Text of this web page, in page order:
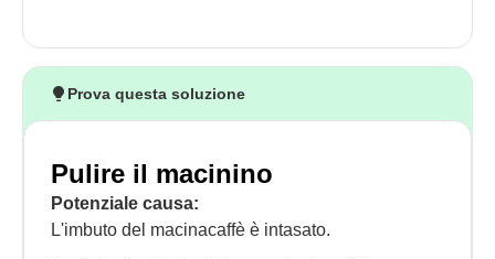
Prova questa soluzione
Pulire il macinino
Potenziale causa:
L'imbuto del macinacaffè è intasato.